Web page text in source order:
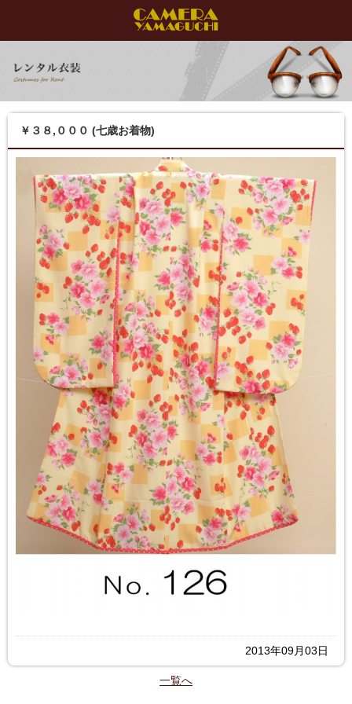
￥３８,０００ (七歳お着物)
2013年09月03日
一覧へ